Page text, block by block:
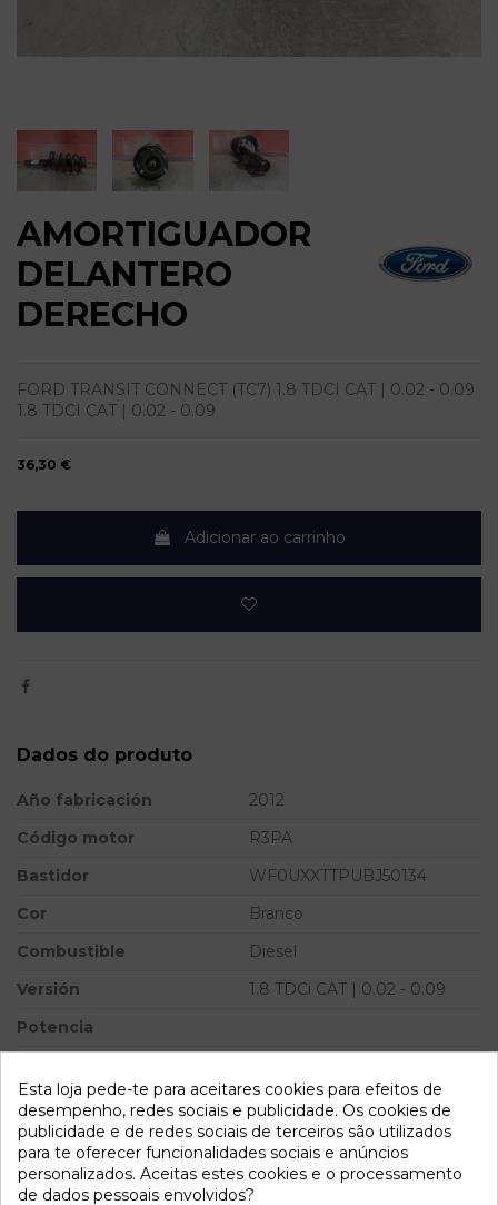
AMORTIGUADOR
DELANTERO
DERECHO
FORD TRANSIT CONNECT (TC7) 1.8 TDCI CAT | 0.02 - 0.09
1.8 TDCI CAT | 0.02 - 0.09
36,30 €
Adicionar ao carrinho
Dados do produto
Año fabricación
2012
Código motor
R3PA
Bastidor
WF0UXXTTPUBJ50134
Cor
Branco
Combustible
Diesel
Versión
1.8 TDCi CAT | 0.02 - 0.09
Potencia
TDCi CAT | 0.02 - 0.09
Referência 803511
Disponível a partir de: 2022-04-06
Esta loja pede-te para aceitares cookies para efeitos de
desempenho, redes sociais e publicidade. Os cookies de
publicidade e de redes sociais de terceiros são utilizados
para te oferecer funcionalidades sociais e anúncios
personalizados. Aceitas estes cookies e o processamento
de dados pessoais envolvidos?